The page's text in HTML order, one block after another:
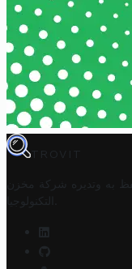
TROVIT
به وتديره
شركة مخزن
التكنولوجيا